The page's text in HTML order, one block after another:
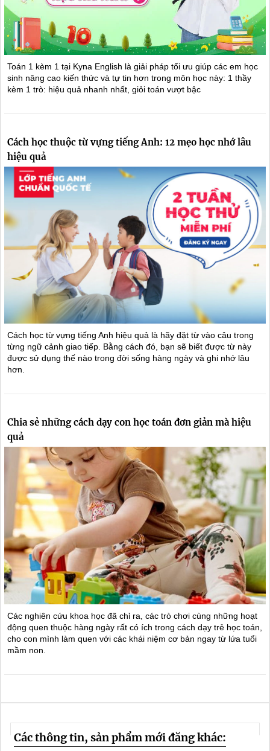
Toán 1 kèm 1 tại Kyna English là giải pháp tối ưu giúp các em học
sinh nâng cao kiến thức và tự tin hơn trong môn học này: 1 thầy
kèm 1 trò: hiệu quả nhanh nhất, giỏi toán vượt bậc
Cách học thuộc từ vựng tiếng Anh: 12 mẹo học nhớ lâu
hiệu quả
Cách học từ vựng tiếng Anh hiệu quả là hãy đặt từ vào câu trong
từng ngữ cảnh giao tiếp. Bằng cách đó, bạn sẽ biết được từ này
được sử dụng thế nào trong đời sống hàng ngày và ghi nhớ lâu
hơn.
Chia sẻ những cách dạy con học toán đơn giản mà hiệu
quả
Các nghiên cứu khoa học đã chỉ ra, các trò chơi cùng những hoạt
động quen thuộc hàng ngày rất có ích trong cách dạy trẻ học toán,
cho con mình làm quen với các khái niệm cơ bản ngay từ lứa tuổi
mầm non.
Các thông tin, sản phẩm mới đăng khác: